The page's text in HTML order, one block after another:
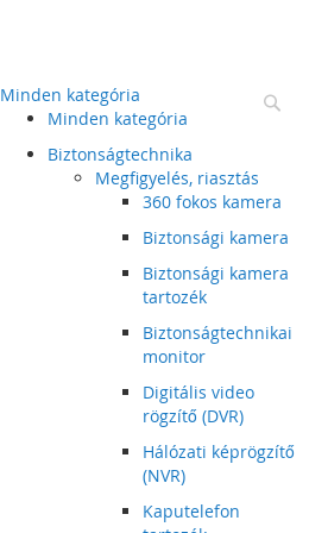
Minden kategória
Minden kategória
Biztonságtechnika
Megfigyelés, riasztás
360 fokos kamera
Biztonsági kamera
Biztonsági kamera
tartozék
Biztonságtechnikai
monitor
Digitális video
rögzítő (DVR)
Hálózati képrögzítő
(NVR)
Kaputelefon